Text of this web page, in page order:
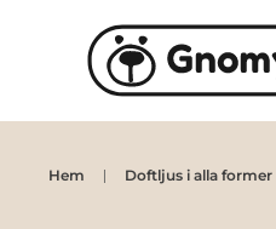
Skip to main content
Hem Doftljus i alla former